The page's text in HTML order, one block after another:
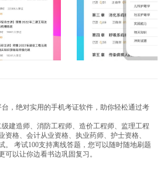
，绝对实用的手机考证软件，助你轻松通过考
建造师、消防工程师、造价工程师、监理工程
资格、会计从业资格、执业药师、护士资格、
。 考试100支持离线答题，您可以随时随地刷题
可以让你边看书边巩固复习。